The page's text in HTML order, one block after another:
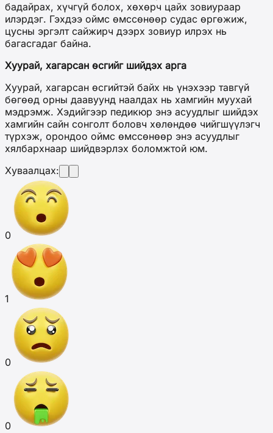
бадайрах, хүчгүй болох, хөхөрч цайх зовиураар
илэрдэг. Гэхдээ оймс өмссөнөөр судас өргөжиж,
цусны эргэлт сайжирч дээрх зовиур илрэх нь
багасгадаг байна.
Хуурай, хагарсан өсгийг шийдэх арга
Хуурай, хагарсан өсгийтэй байх нь үнэхээр тавгүй
бөгөөд орны даавуунд наалдах нь хамгийн муухай
мэдрэмж. Хэдийгээр педикюр энэ асуудлыг шийдэх
хамгийн сайн сонголт боловч хөлөндөө чийгшүүлэгч
түрхэж, орондоо оймс өмссөнөөр энэ асуудлыг
хялбархнаар шийдвэрлэх боломжтой юм.
Хуваалцах:
0
1
0
0